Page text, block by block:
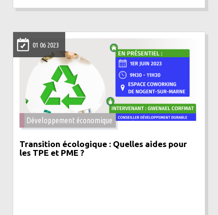
01 06 2023
Développement économique
Transition écologique : Quelles aides pour
les TPE et PME ?